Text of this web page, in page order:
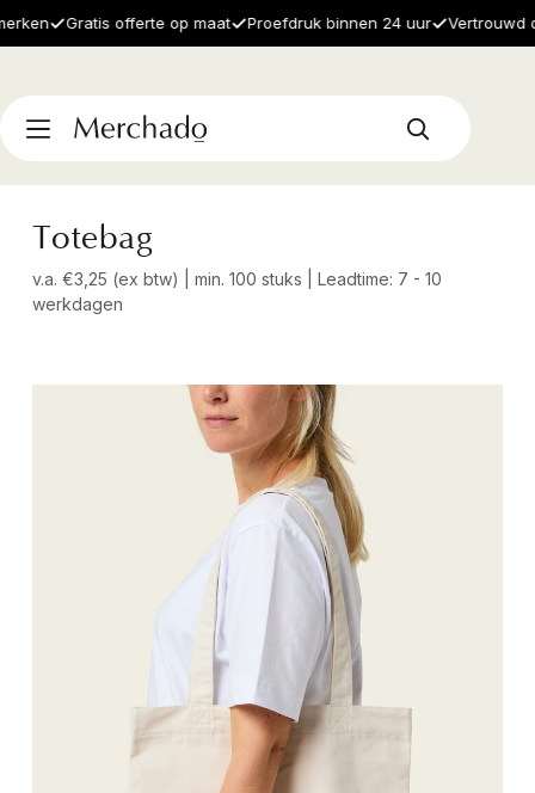
Gratis offerte op maat Proefdruk binnen 24 uur Vertrouwd
Totebag
v.a. €3,25 (ex btw) | min. 100 stuks | Leadtime: 7 - 10
werkdagen